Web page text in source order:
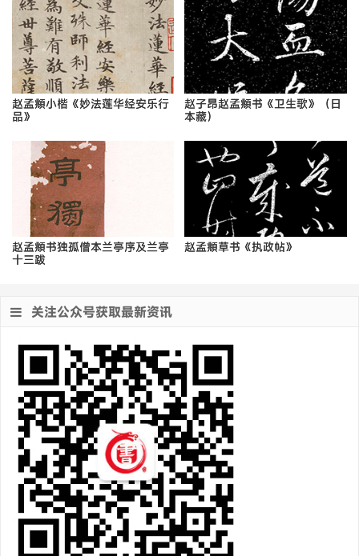
赵孟頫小楷《妙法莲华经安乐行
品》
赵子昂赵孟頫书《卫生歌》（日
本藏）
赵孟頫书独孤僧本兰亭序及兰亭
十三跋
赵孟頫草书《执政帖》
关注公众号获取最新资讯